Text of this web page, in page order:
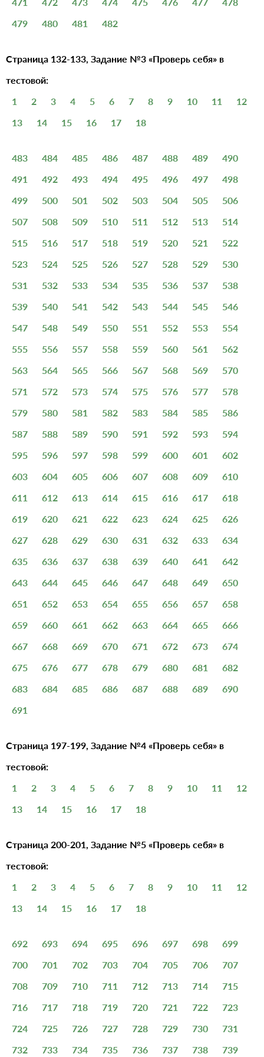
479
480 481 482
Страница 132-133, Задание №3 «Проверь себя» в
тестовой:
1
2 3 4 5 6 7 8 9 10 11
12
13
14 15 16 17 18
483 484 485 486 487 488 489
490
491
492 493 494 495 496 497
498
499
500 501 502 503 504 505
506
507
508 509 510 511 512 513
514
515
516 517 518 519 520 521
522
523
524 525 526 527 528 529
530
531
532 533 534 535 536 537
538
539
540 541 542 543 544 545
546
547
548 549 550 551 552 553
554
555
556 557 558 559 560 561
562
563
564 565 566 567 568 569
570
571
572 573 574 575 576 577
578
579
580 581 582 583 584 585
586
587
588 589 590 591 592 593
594
595
596 597 598 599 600 601
602
603
604 605 606 607 608 609
610
611
612 613 614 615 616 617
618
619
620 621 622 623 624 625
626
627
628 629 630 631 632 633
634
635
636 637 638 639 640 641
642
643
644 645 646 647 648 649
650
651
652 653 654 655 656 657
658
659
660 661 662 663 664 665
666
667
668 669 670 671 672 673
674
675
676 677 678 679 680 681
682
683
684 685 686 687 688 689
690
691
Страница 197-199, Задание №4 «Проверь себя» в
тестовой:
1
2 3 4 5 6 7 8 9 10 11
12
13
14 15 16 17 18
Страница 200-201, Задание №5 «Проверь себя» в
тестовой:
1
2 3 4 5 6 7 8 9 10 11
12
13
14 15 16 17 18
692 693 694 695 696 697 698
699
700
701 702 703 704 705 706
707
708
709 710 711 712 713 714
715
716
717 718 719 720 721 722
723
724
725 726 727 728 729 730
731
732
733 734 735 736 737 738 739